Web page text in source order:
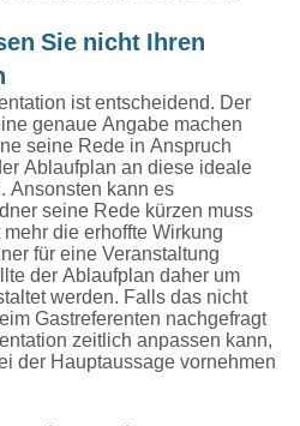
Sie nicht Ihren
ist entscheidend. Der
genaue Angabe machen
seine Rede in Anspruch
Ablaufplan an diese ideale
Ansonsten kann es
seine Rede kürzen muss
die erhoffte Wirkung
für eine Veranstaltung
der Ablaufplan daher um
werden. Falls das nicht
Gastreferenten nachgefragt
zeitlich anpassen kann,
der Hauptaussage vornehmen